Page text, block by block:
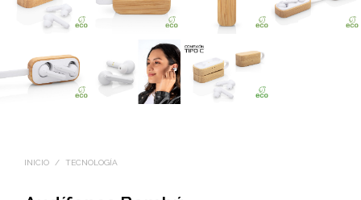
INICIO / TECNOLOGÍA